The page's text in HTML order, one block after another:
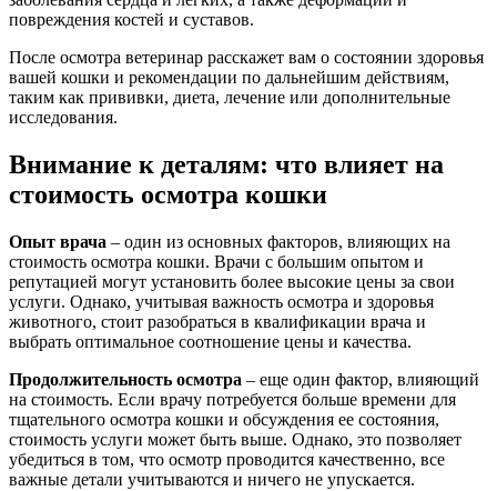
повреждения костей и суставов.
После осмотра ветеринар расскажет вам о состоянии здоровья
вашей кошки и рекомендации по дальнейшим действиям,
таким как прививки, диета, лечение или дополнительные
исследования.
Внимание к деталям: что влияет на
стоимость осмотра кошки
Опыт врача – один из основных факторов, влияющих на
стоимость осмотра кошки. Врачи с большим опытом и
репутацией могут установить более высокие цены за свои
услуги. Однако, учитывая важность осмотра и здоровья
животного, стоит разобраться в квалификации врача и
выбрать оптимальное соотношение цены и качества.
Продолжительность осмотра – еще один фактор, влияющий
на стоимость. Если врачу потребуется больше времени для
тщательного осмотра кошки и обсуждения ее состояния,
стоимость услуги может быть выше. Однако, это позволяет
убедиться в том, что осмотр проводится качественно, все
важные детали учитываются и ничего не упускается.